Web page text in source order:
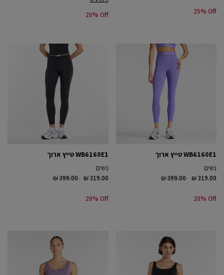
25% Off
20% Off
WB6160E1 טייץ ארוך
נשים
Price reduced from
₪ 399.00 to₪ 319.00
20% Off
WB6160E1 טייץ ארוך
נשים
Price reduced from
₪ 399.00 to₪ 319.00
20% Off